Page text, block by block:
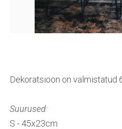
Dekoratsioon on valmistatud
Suurused:
S - 45x23cm